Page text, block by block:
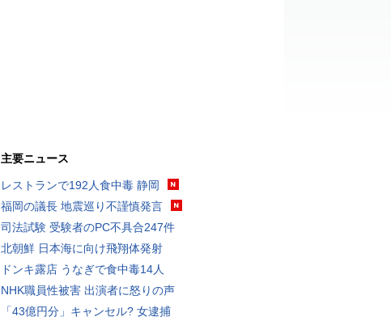
主要ニュース
レストランで192人食中毒 静岡
福岡の議長 地震巡り不謹慎発言
司法試験 受験者のPC不具合247件
北朝鮮 日本海に向け飛翔体発射
ドンキ露店 うなぎで食中毒14人
NHK職員性被害 出演者に怒りの声
「43億円分」キャンセル? 女逮捕